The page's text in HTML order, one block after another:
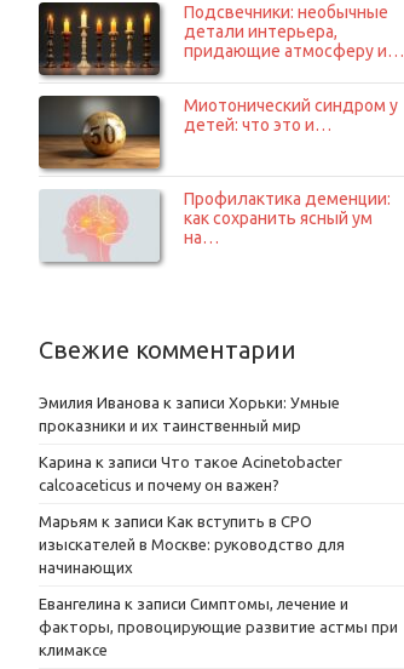
Подсвечники: необычные
детали интерьера,
придающие атмосферу и…
Миотонический синдром у
детей: что это и…
Профилактика деменции:
как сохранить ясный ум
на…
Свежие комментарии
Эмилия Иванова к записи Хорьки: Умные
проказники и их таинственный мир
Карина к записи Что такое Acinetobacter
calcoaceticus и почему он важен?
Марьям к записи Как вступить в СРО
изыскателей в Москве: руководство для
начинающих
Евангелина к записи Симптомы, лечение и
факторы, провоцирующие развитие астмы при
климаксе